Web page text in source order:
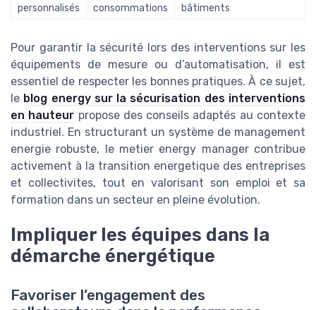
personnalisés
consommations
bâtiments
Pour garantir la sécurité lors des interventions sur les
équipements de mesure ou d’automatisation, il est
essentiel de respecter les bonnes pratiques. À ce sujet,
le blog energy sur la sécurisation des interventions
en hauteur propose des conseils adaptés au contexte
industriel. En structurant un système de management
energie robuste, le metier energy manager contribue
activement à la transition energetique des entreprises
et collectivites, tout en valorisant son emploi et sa
formation dans un secteur en pleine évolution.
Impliquer les équipes dans la
démarche énergétique
Favoriser l’engagement des